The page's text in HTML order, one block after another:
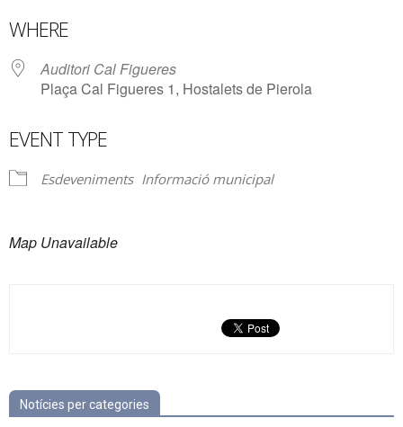
WHERE
Auditori Cal Figueres
Plaça Cal Figueres 1, Hostalets de Pierola
EVENT TYPE
Esdeveniments Informació municipal
Map Unavailable
Notícies per categories